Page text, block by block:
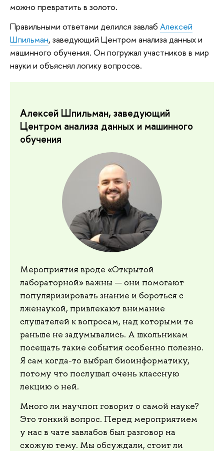
можно превратить в золото.
Правильными ответами делился завлаб Алексей
Шпильман, заведующий Центром анализа данных и
машинного обучения. Он погружал участников в мир
науки и объяснял логику вопросов.
Алексей Шпильман, заведующий
Центром анализа данных и машинного
обучения
Мероприятия вроде «Открытой
лабораторной» важны — они помогают
популяризировать знание и бороться с
лженаукой, привлекают внимание
слушателей к вопросам, над которыми те
раньше не задумывались. А школьникам
посещать такие события особенно полезно.
Я сам когда-то выбрал биоинформатику,
потому что послушал очень классную
лекцию о ней.
Много ли научпоп говорит о самой науке?
Это тонкий вопрос. Перед мероприятием
у нас в чате завлабов был разговор на
схожую тему. Мы обсуждали, стоит ли